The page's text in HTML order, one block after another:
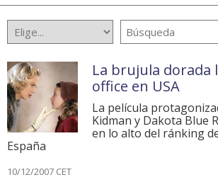
La brujula dorada
office en USA
La película
Kidman y Dakota Blue
en lo alto del ránking
España
10/12/2007 CET